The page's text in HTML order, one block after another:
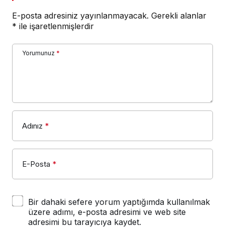
E-posta adresiniz yayınlanmayacak. Gerekli alanlar
* ile işaretlenmişlerdir
Yorumunuz *
Adınız *
E-Posta *
Bir dahaki sefere yorum yaptığımda kullanılmak
üzere adımı, e-posta adresimi ve web site
adresimi bu tarayıcıya kaydet.